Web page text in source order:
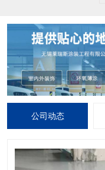
公司动态